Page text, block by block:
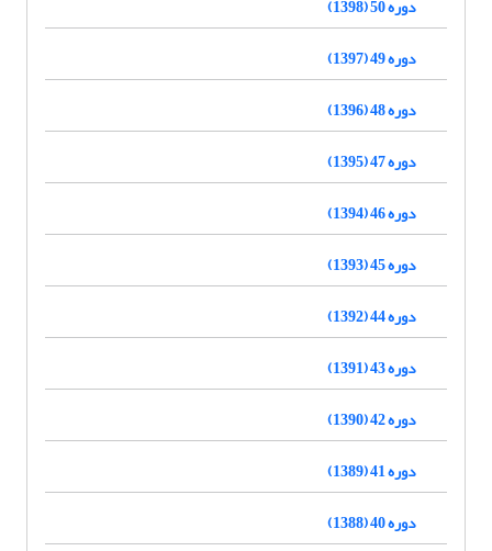
دوره 50 (1398)
دوره 49 (1397)
دوره 48 (1396)
دوره 47 (1395)
دوره 46 (1394)
دوره 45 (1393)
دوره 44 (1392)
دوره 43 (1391)
دوره 42 (1390)
دوره 41 (1389)
دوره 40 (1388)